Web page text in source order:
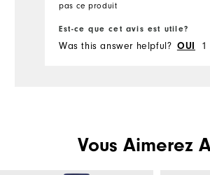
Runs Small
pas ce produit
Est-ce que cet avis est utile?
Was this answer helpful? OUI 1
Vous Aimerez